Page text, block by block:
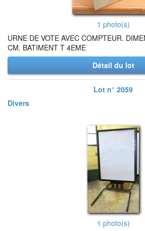
1 photo(s)
URNE DE VOTE AVEC COMPTEUR.
CM. BATIMENT T 4EME
Détail du lot
Lot n° 2059
Divers
1 photo(s)